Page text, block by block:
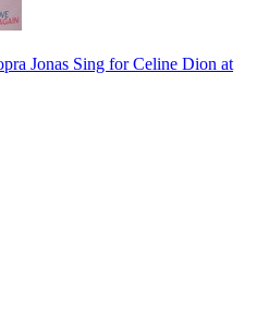
Jonas Sing for Celine Dion at